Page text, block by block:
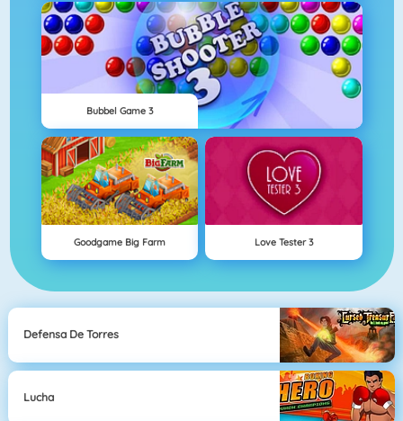
Bubbel Game 3
Goodgame Big Farm Love Tester 3
Defensa De Torres
Lucha